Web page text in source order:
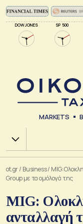
DOW JONES SP 500
MARKETS
Χ.Α.
ot.gr/ Business/ MIG:
Group με τα ομόλογά της
MIG:
ανταλλαγή